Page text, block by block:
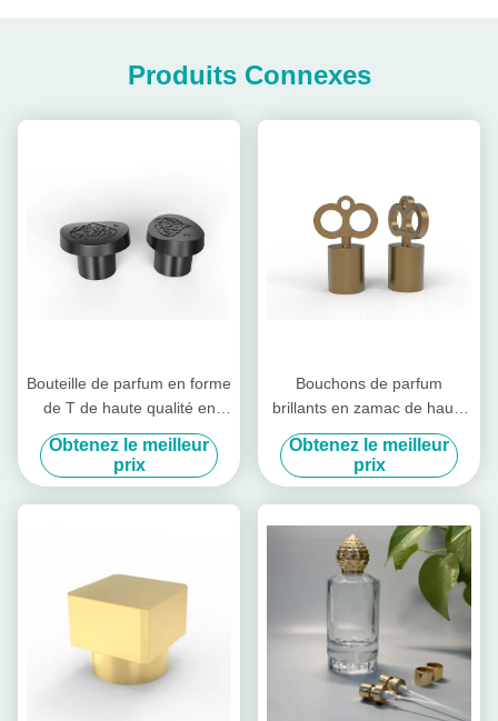
Produits Connexes
Bouteille de parfum en forme
de T de haute qualité en
usine Bouchettes de
bouteille de parfum en
alliage de zinc Couvercle de
bouchon
Obtenez le meilleur
prix
Bouchons de parfum
brillants en zamac de haute
qualité en forme de clé,
couvercles de parfum en
alliage de zinc
Obtenez le meilleur
prix